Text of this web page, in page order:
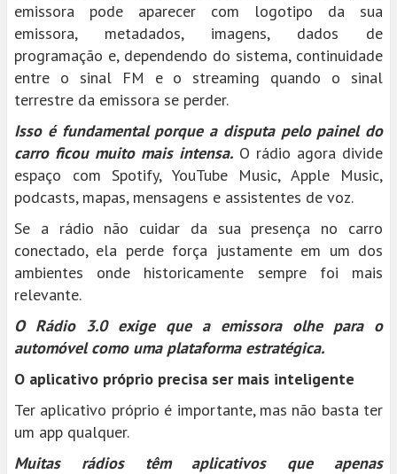
emissora pode aparecer com logotipo da sua
emissora, metadados, imagens, dados de
programação e, dependendo do sistema, continuidade
entre o sinal FM e o streaming quando o sinal
terrestre da emissora se perder.
Isso é fundamental porque a disputa pelo painel do
carro ficou muito mais intensa. O rádio agora divide
espaço com Spotify, YouTube Music, Apple Music,
podcasts, mapas, mensagens e assistentes de voz.
Se a rádio não cuidar da sua presença no carro
conectado, ela perde força justamente em um dos
ambientes onde historicamente sempre foi mais
relevante.
O Rádio 3.0 exige que a emissora olhe para o
automóvel como uma plataforma estratégica.
O aplicativo próprio precisa ser mais inteligente
Ter aplicativo próprio é importante, mas não basta ter
um app qualquer.
Muitas rádios têm aplicativos que apenas